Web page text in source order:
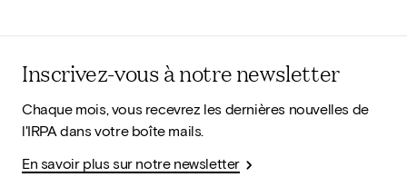
Inscrivez-vous à notre newsletter
Chaque mois, vous recevrez les dernières nouvelles de
l'IRPA dans votre boîte mails.
En savoir plus sur notre newsletter